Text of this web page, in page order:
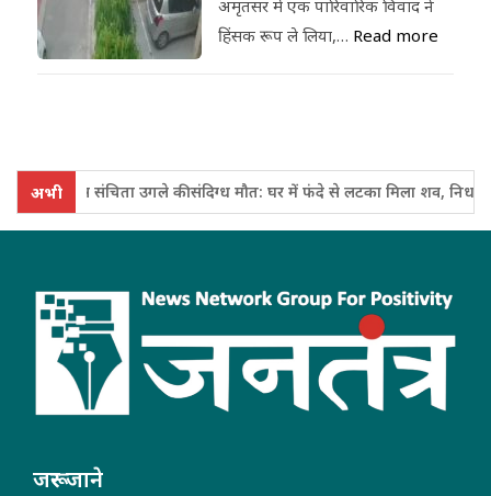
अमृतसर में एक पारिवारिक विवाद ने
हिंसक रूप ले लिया,… Read more
अभी
एक्ट्रेस संचिता उगले की संदिग्ध मौत: घर में फंदे से लटका मिला शव, निधन से
जरूर जाने